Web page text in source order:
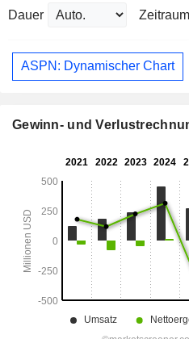
Dauer Zeitraum
ASPN: Dynamischer Chart
Gewinn- und